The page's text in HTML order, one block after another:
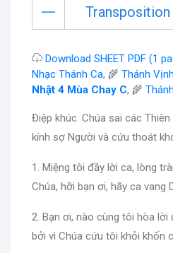
Transposition
Download SHEET PDF (1
Nhạc Thánh Ca, 🌾 Thánh
Nhật 4 Mùa Chay C, 🌾
Điệp khúc. Chúa sai các
kính sợ Người và cứu thoát
1. Miệng tôi đầy lời ca, lòng
Chúa, hỡi bạn ơi, hãy ca vang
2. Bạn ơi, nào cùng tôi hòa lời
bởi vì Chúa cứu tôi khỏi khốn